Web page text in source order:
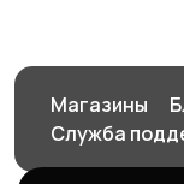
Магазины
Служба